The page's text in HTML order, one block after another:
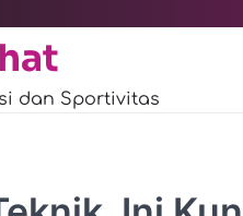
dan Sportivitas